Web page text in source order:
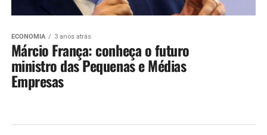
ECONOMIA 3 anos atrás
Márcio França: conheça o futuro
ministro das Pequenas e Médias
Empresas